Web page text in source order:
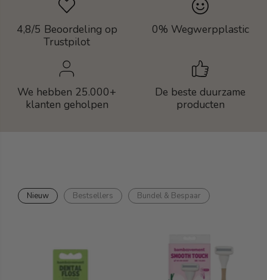
4,8/5 Beoordeling op
Trustpilot
0% Wegwerpplastic
We hebben 25.000+
klanten geholpen
De beste duurzame
producten
Nieuw Bestsellers Bundel & Bespaar